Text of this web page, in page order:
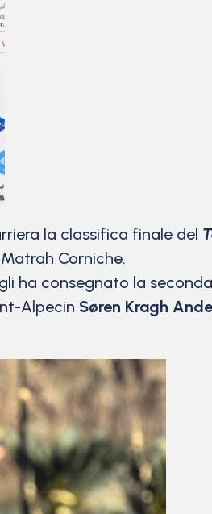
la classifica finale del
Corniche.
ha consegnato la
Alpecin Søren Kragh